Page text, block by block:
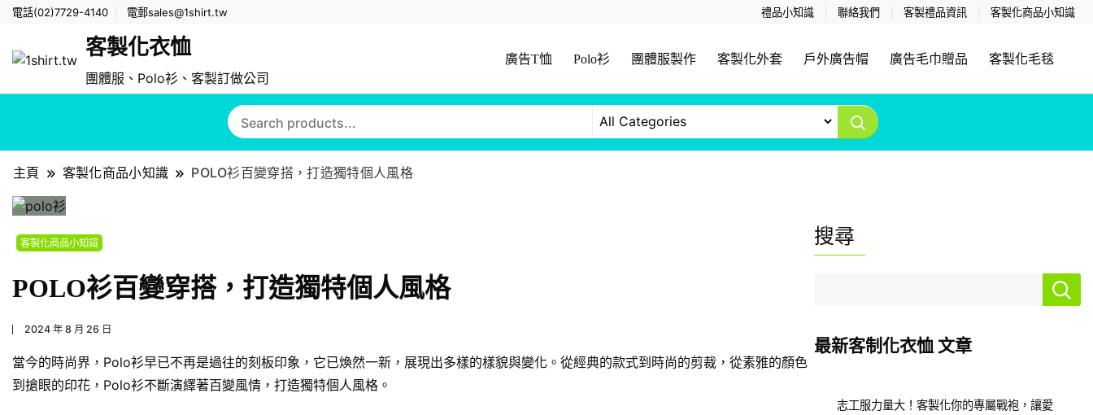
電話(02)7729-4140 電郵sales@1shirt.tw 禮品小知識 聯絡我們 客製禮品資訊 客製化商品小知識
客製化衣恤
團體服、Polo衫、客製訂做公司
廣告T恤 Polo衫 團體服製作 客製化外套 戶外廣告帽 廣告毛巾贈品 客製化毛毯
主頁 客製化商品小知識 POLO衫百變穿搭，打造獨特個人風格
客製化商品小知識
POLO衫百變穿搭，打造獨特個人風格
2024 年 8 月 26 日
當今的時尚界，Polo衫早已不再是過往的刻板印象，它已煥然一新，展現出多樣的樣貌與變化。從經典的款式到時尚的剪裁，從素雅的顏色
到搶眼的印花，Polo衫不斷演繹著百變風情，打造獨特個人風格。
搜尋
最新客制化衣恤 文章
志工服力量大！客製化你的專屬戰袍，讓愛